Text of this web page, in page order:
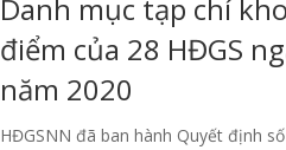
Danh mục tạp chí
điểm của 28 HĐGS
năm 2020
HĐGSNN đã ban hành Quyết định